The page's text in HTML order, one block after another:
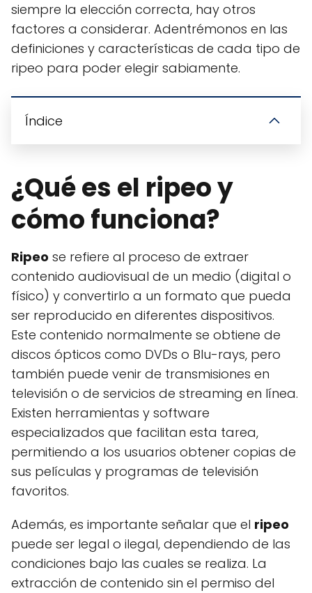
siempre la elección correcta, hay otros
factores a considerar. Adentrémonos en las
definiciones y características de cada tipo de
ripeo para poder elegir sabiamente.
Índice
¿Qué es el ripeo y
cómo funciona?
Ripeo se refiere al proceso de extraer
contenido audiovisual de un medio (digital o
físico) y convertirlo a un formato que pueda
ser reproducido en diferentes dispositivos.
Este contenido normalmente se obtiene de
discos ópticos como DVDs o Blu-rays, pero
también puede venir de transmisiones en
televisión o de servicios de streaming en línea.
Existen herramientas y software
especializados que facilitan esta tarea,
permitiendo a los usuarios obtener copias de
sus películas y programas de televisión
favoritos.
Además, es importante señalar que el ripeo
puede ser legal o ilegal, dependiendo de las
condiciones bajo las cuales se realiza. La
extracción de contenido sin el permiso del